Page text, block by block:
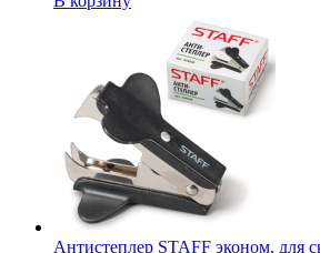
Антистеплер STAFF эконом,